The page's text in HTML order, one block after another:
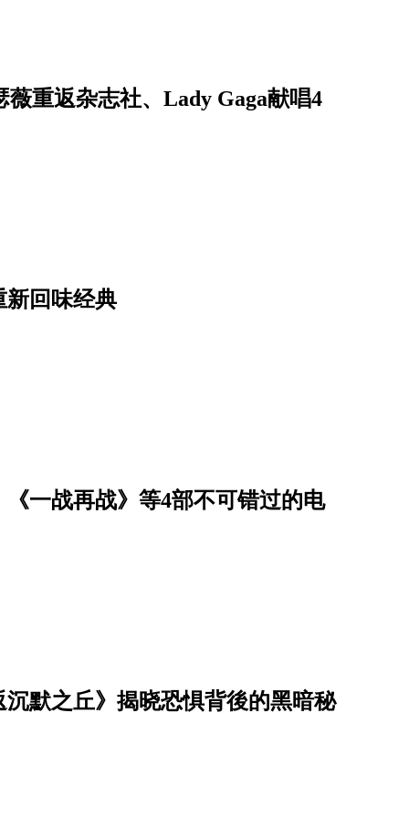
重返杂志社、Lady Gaga献唱4
新回味经典
一战再战》等4部不可错过的电
默之丘》揭晓恐惧背後的黑暗秘